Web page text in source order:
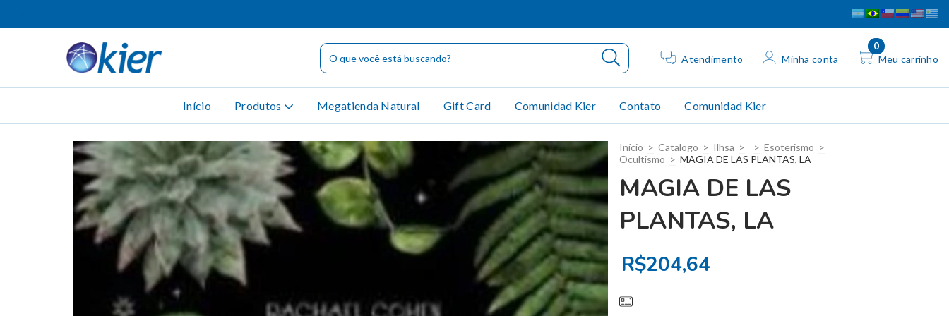
Atendimento Minha conta Meu carrinho
0
Início Produtos Megatienda Natural Gift Card Comunidad Kier Contato Comunidad Kier
Início > Catalogo > Ilhsa > > Esoterismo >
Ocultismo > MAGIA DE LAS PLANTAS, LA
MAGIA DE LAS
PLANTAS, LA
R$204,64